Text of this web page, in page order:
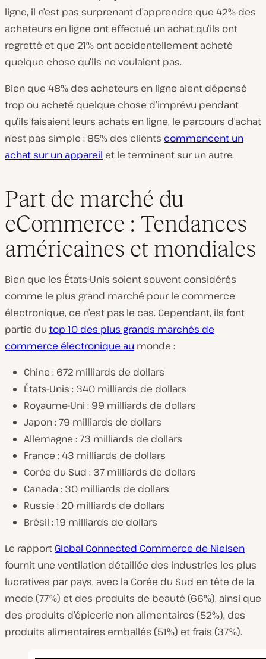
ligne, il n’est pas surprenant d’apprendre que 42% des
acheteurs en ligne ont effectué un achat qu’ils ont
regretté et que 21% ont accidentellement acheté
quelque chose qu’ils ne voulaient pas.
Bien que 48% des acheteurs en ligne aient dépensé
trop ou acheté quelque chose d’imprévu pendant
qu’ils faisaient leurs achats en ligne, le parcours d’achat
n’est pas simple : 85% des clients commencent un
achat sur un appareil et le terminent sur un autre.
Part de marché du
eCommerce : Tendances
américaines et mondiales
Bien que les États-Unis soient souvent considérés
comme le plus grand marché pour le commerce
électronique, ce n’est pas le cas. Cependant, ils font
partie du top 10 des plus grands marchés de
commerce électronique au monde :
Chine : 672 milliards de dollars
États-Unis : 340 milliards de dollars
Royaume-Uni : 99 milliards de dollars
Japon : 79 milliards de dollars
Allemagne : 73 milliards de dollars
France : 43 milliards de dollars
Corée du Sud : 37 milliards de dollars
Canada : 30 milliards de dollars
Russie : 20 milliards de dollars
Brésil : 19 milliards de dollars
Le rapport Global Connected Commerce de Nielsen
fournit une ventilation détaillée des industries les plus
lucratives par pays, avec la Corée du Sud en tête de la
mode (77%) et des produits de beauté (66%), ainsi que
des produits d’épicerie non alimentaires (52%), des
produits alimentaires emballés (51%) et frais (37%).